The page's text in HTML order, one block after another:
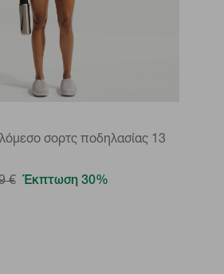
σορτς ποδηλασίας 13
€ Έκπτωση 30%